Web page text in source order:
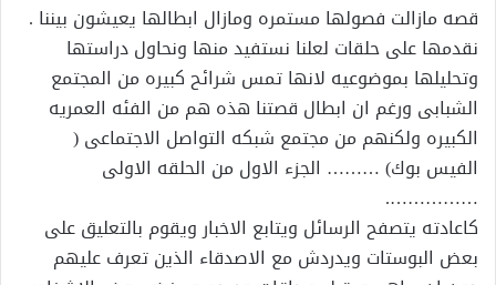
قصه مازالت فصولها مستمره ومازال ابطالها يعيشون بيننا .
نقدمها على حلقات لعلنا نستفيد منها ونحاول دراستها
وتحليلها بموضوعيه لانها تمس شرائح كبيره من المجتمع
الشبابى ورغم ان ابطال قصتنا هذه هم من الفئه العمريه
الكبيره ولكنهم من مجتمع شبكه التواصل الاجتماعى (
الفيس بوك) ……… الجزء الاول من الحلقه الاولى
…………….
كاعادته يتصفح الرسائل ويتابع الاخبار ويقوم بالتعليق على
بعض البوستات ويدردش مع الاصدقاء الذين تعرف عليهم